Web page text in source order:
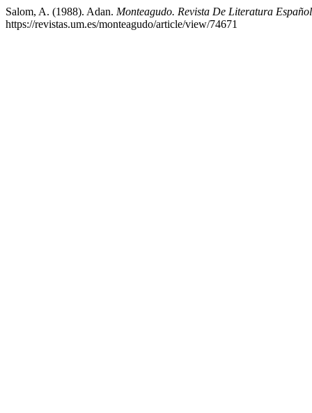
Salom, A. (1988). Adan. Monteagudo. Revista De Literatura
https://revistas.um.es/monteagudo/article/view/74671